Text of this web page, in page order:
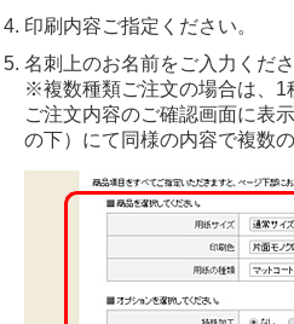
印刷内容ご指定ください。
名刺上のお名前をご入力くださ
※複数種類ご注文の場合は、1
ご注文内容のご確認画面に表
の下）にて同様の内容で複数